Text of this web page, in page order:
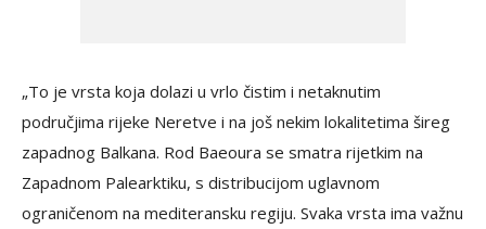
„To je vrsta koja dolazi u vrlo čistim i netaknutim
područjima rijeke Neretve i na još nekim lokalitetima šireg
zapadnog Balkana. Rod Baeoura se smatra rijetkim na
Zapadnom Palearktiku, s distribucijom uglavnom
ograničenom na mediteransku regiju. Svaka vrsta ima važnu